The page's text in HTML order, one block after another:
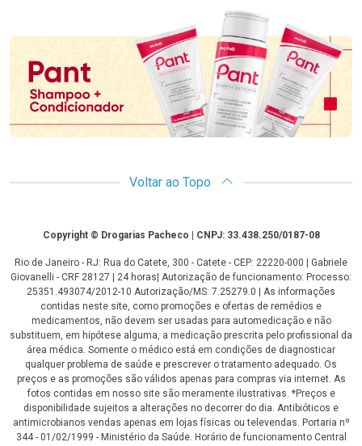
Promoção em Destaque
Voltar ao Topo
CopyrightCopyright © Drogarias Pacheco | CNPJ: 33.438.250/0187-08
Rio de Janeiro - RJ: Rua do Catete, 300 - Catete - CEP: 22220-000 | Gabriele
Giovanelli - CRF 28127 | 24 horas| Autorização de funcionamento: Processo:
25351.493074/2012-10 Autorização/MS: 7.25279.0 | As informações
contidas neste site, como promoções e ofertas de remédios e
medicamentos, não devem ser usadas para automedicação e não
substituem, em hipótese alguma, a medicação prescrita pelo profissional da
área médica. Somente o médico está em condições de diagnosticar
qualquer problema de saúde e prescrever o tratamento adequado. Os
preços e as promoções são válidos apenas para compras via internet. As
fotos contidas em nosso site são meramente ilustrativas. *Preços e
disponibilidade sujeitos a alterações no decorrer do dia. Antibióticos e
antimicrobianos vendas apenas em lojas físicas ou televendas. Portaria nº
344 - 01/02/1999 - Ministério da Saúde. Horário de funcionamento Central